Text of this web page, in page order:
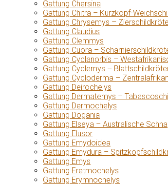
Gattung Chersina
Gattung Chitra – Kurzkopf-
Gattung Chrysemys –
Gattung Claudius
Gattung Clemmys
Gattung Cuora –
Gattung Cyclanorbis –
Gattung Cyclemys –
Gattung Cycloderma –
Gattung Deirochelys
Gattung Dermatemys –
Gattung Dermochelys
Gattung Dogania
Gattung Elseya – Australische
Gattung Elusor
Gattung Emydoidea
Gattung Emydura –
Gattung Emys
Gattung Eretmochelys
Gattung Erymnochelys